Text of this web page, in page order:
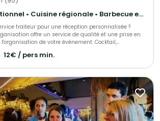
Français Traditionnel • Cuisine régionale • Barbecue et grillades
traiteur pour une réception personnalisée ?
offre un service de qualité et une prise en
de votre événement. Cocktail,
! Animation terroir, buffet rustique, bio, moyen-
et méchoui, cuisine du monde, chef à domicile,
12€ / pers min.